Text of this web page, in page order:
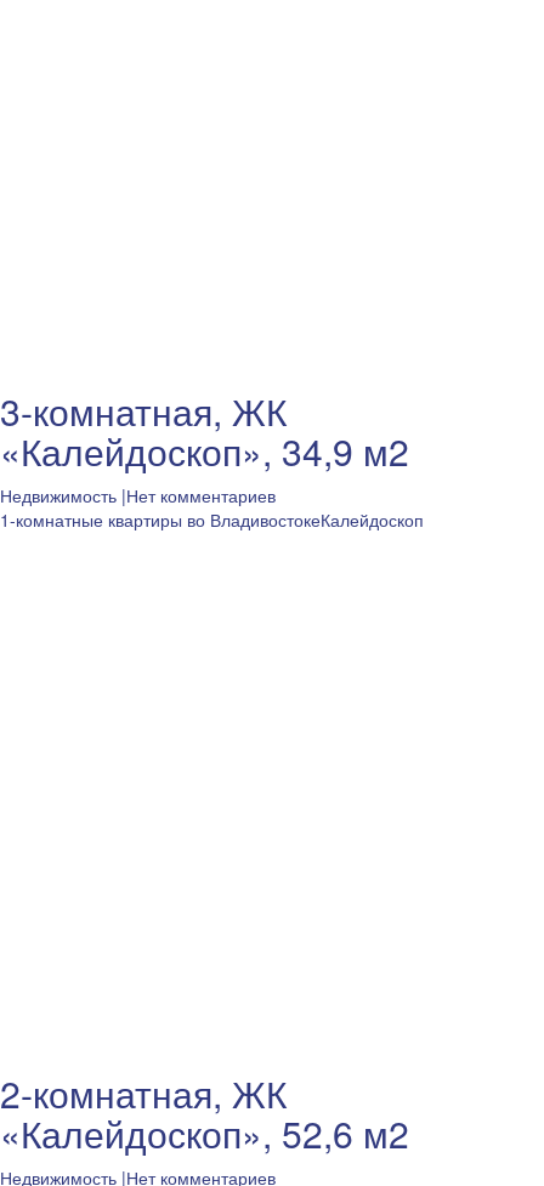
3-комнатная, ЖК
«Калейдоскоп», 34,9 м2
Недвижимость |Нет комментариев
1-комнатные квартиры во ВладивостокеКалейдоскоп
2-комнатная, ЖК
«Калейдоскоп», 52,6 м2
Недвижимость |Нет комментариев